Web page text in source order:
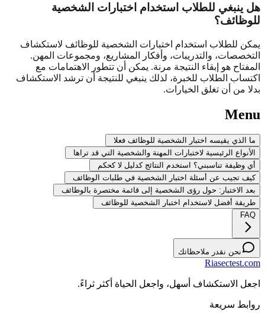
هل ينبغي للطلاب استخدام اختبارات الشخصية
للوظائف؟
يمكن للطلاب استخدام اختبارات الشخصية للوظائف لاستكشاف
التخصصات، والتدريبات، وأفكار المشاريع، ومجموعات المهن.
المفتاح هو إبقاء النتيجة مرنة. يمكن أن تتطور الاهتمامات مع
اكتساب الطلاب للخبرة، لذلك ينبغي للنتيجة أن ترشد الاستكشاف
بدلا من أن تغلق الخيارات.
Menu
ما الذي يقيسه اختبار الشخصية للوظائف فعلا
الأنواع الرئيسية لاختبارات المهنة والشخصية التي قد تراها
أي وظيفة تناسبني؟ استخدم النتائج كدليل لا كحكم
كيف تجيب عن أسئلة اختبار الشخصية في طلبات الوظائف
بعد الاختبار: حول رؤى الشخصية إلى قائمة مختصرة بالوظائف
طريقة أفضل لاستخدام اختبار الشخصية للوظائف
FAQ
نحن نقدر ملاحظاتك
Riasectest.com
اجعل الاستكشاف أسهل، واجعل الحياة أكثر ثراءً.
روابط سريعة